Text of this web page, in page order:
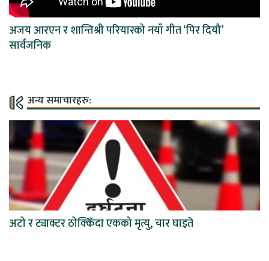
अजय आरएन र शान्तिश्री परियारको नयाँ गीत ‘पिर दियौ’
सार्वजनिक
अन्य समाचारहरु:
अटो र ट्याक्टर ठोक्किँदा एकको मृत्यु, चार घाइते